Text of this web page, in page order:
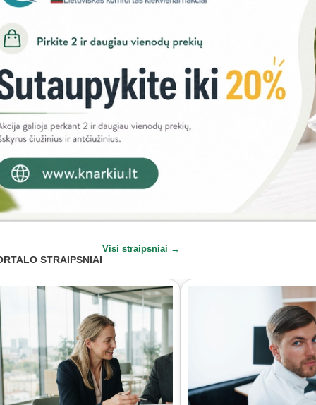
STRAIPSNIAI
Visi straipsniai →